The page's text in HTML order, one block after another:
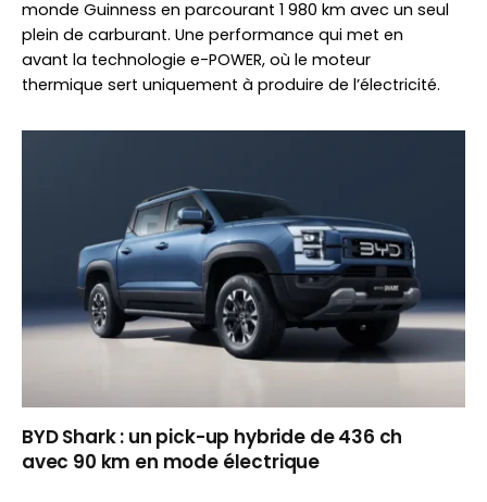
monde Guinness en parcourant 1 980 km avec un seul
plein de carburant. Une performance qui met en
avant la technologie e-POWER, où le moteur
thermique sert uniquement à produire de l’électricité.
BYD Shark : un pick-up hybride de 436 ch
avec 90 km en mode électrique